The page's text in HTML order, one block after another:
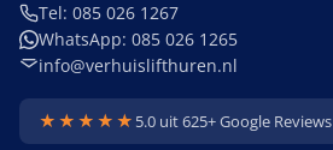
Tel: 085 026 1267
WhatsApp: 085 026 1265
info@verhuislifthuren.nl
★★★★★ 5.0 uit 625+ Google Reviews